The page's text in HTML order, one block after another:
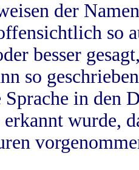
der
so
besser
so
Sprache in
erkannt wurde,